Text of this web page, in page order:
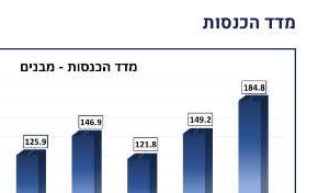
מדד הכנסות